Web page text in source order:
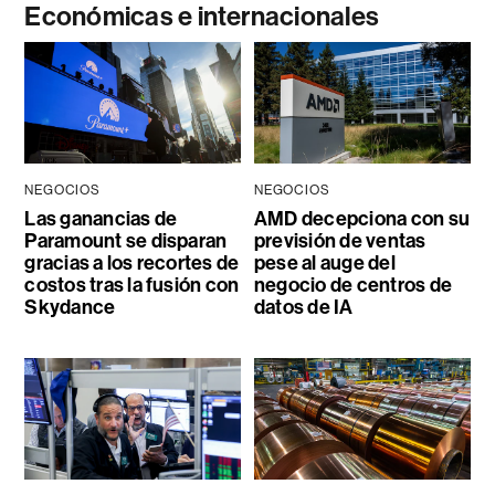
Económicas e internacionales
NEGOCIOS
Las ganancias de
Paramount se disparan
gracias a los recortes de
costos tras la fusión con
Skydance
NEGOCIOS
AMD decepciona con su
previsión de ventas
pese al auge del
negocio de centros de
datos de IA